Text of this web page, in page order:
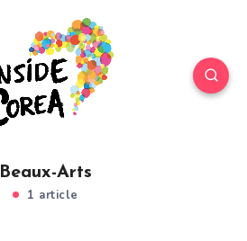
Beaux-Arts
1 article